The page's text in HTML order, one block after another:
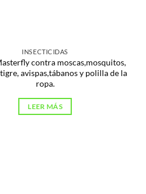
INSECTICIDAS
contra moscas,mosquitos,
avispas,tábanos y polilla de la
ropa.
LEER MÁS